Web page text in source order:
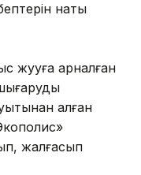
нақты
жууға арналған
қалған
жалғасып